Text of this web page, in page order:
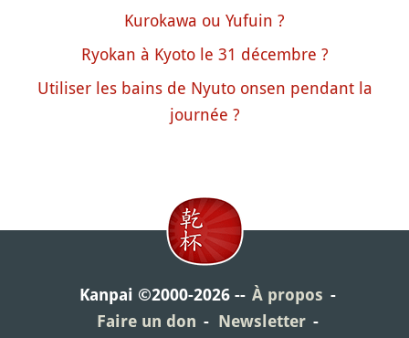
Kurokawa ou Yufuin ?
Ryokan à Kyoto le 31 décembre ?
Utiliser les bains de Nyuto onsen pendant la
journée ?
Kanpai ©2000-2026
À propos
Faire un don
Newsletter